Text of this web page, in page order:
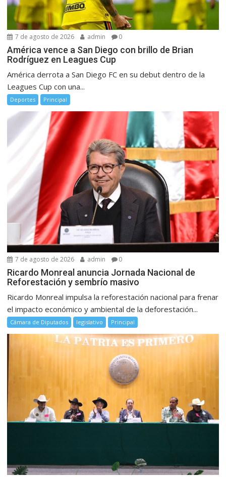
7 de agosto de 2026 admin 0
América vence a San Diego con brillo de Brian
Rodríguez en Leagues Cup
América derrota a San Diego FC en su debut dentro de la
Leagues Cup con una...
Deportes Principal
7 de agosto de 2026 admin 0
Ricardo Monreal anuncia Jornada Nacional de
Reforestación y sembrío masivo
Ricardo Monreal impulsa la reforestación nacional para frenar
el impacto económico y ambiental de la deforestación...
Cámara de Diputados legislativo Principal